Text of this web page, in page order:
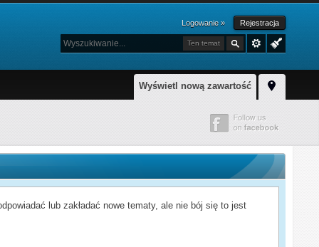
Logowanie » Rejestracja
Ten temat
Wyświetl nową zawartość
lub zakładać nowe tematy, ale nie bój się to jest